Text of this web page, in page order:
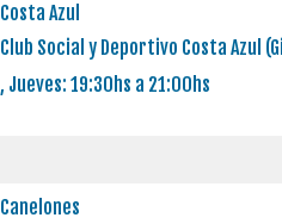
Costa Azul
Club Social y Deportivo Costa Azul
, Jueves: 19:30hs a 21:00hs
Canelones